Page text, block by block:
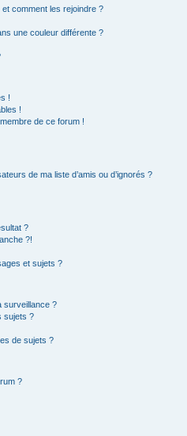
comment les rejoindre ?
une couleur différente ?
!
!
de ce forum !
de ma liste d’amis ou d’ignorés ?
?
?!
et sujets ?
surveillance ?
sujets ?
de sujets ?
?